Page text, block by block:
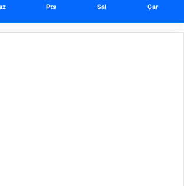
Pts Sal Çar